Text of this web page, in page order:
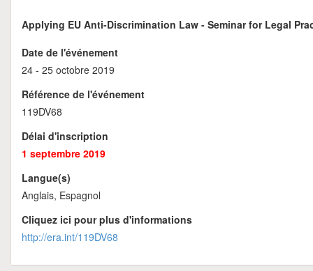
Applying EU Anti-Discrimination Law - Seminar for Legal
Date de l'événement
24 - 25 octobre 2019
Référence de l'événement
119DV68
Délai d'inscription
1 septembre 2019
Langue(s)
Anglais, Espagnol
Cliquez ici pour plus d'informations
http://era.int/119DV68